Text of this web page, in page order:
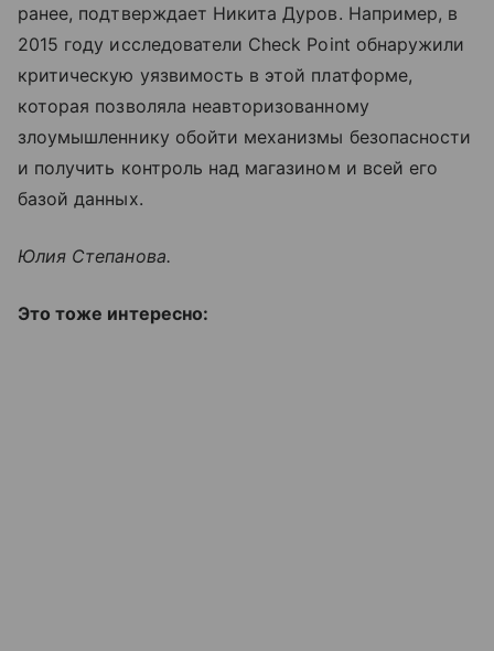
ранее, подтверждает Никита Дуров. Например, в
2015 году исследователи Check Point обнаружили
критическую уязвимость в этой платформе,
которая позволяла неавторизованному
злоумышленнику обойти механизмы безопасности
и получить контроль над магазином и всей его
базой данных.
Юлия Степанова.
Это тоже интересно: